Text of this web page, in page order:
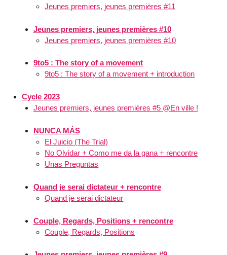
Jeunes premiers, jeunes premières #11
Jeunes premiers, jeunes premières #10
Jeunes premiers, jeunes premières #10
9to5 : The story of a movement
9to5 : The story of a movement + introduction
Cycle 2023
Jeunes premiers, jeunes premières #5 @En ville !
NUNCA MÁS
El Juicio (The Trial)
No Olvidar + Como me da la gana + rencontre
Unas Preguntas
Quand je serai dictateur + rencontre
Quand je serai dictateur
Couple, Regards, Positions + rencontre
Couple, Regards, Positions